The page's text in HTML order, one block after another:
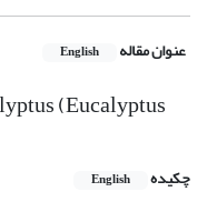
عنوان مقاله English
(Eucalyptus
چکیده English